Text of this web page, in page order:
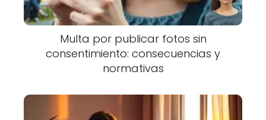
Multa por publicar fotos sin
consentimiento: consecuencias y
normativas